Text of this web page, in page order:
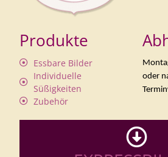
Produkte
Essbare Bilder
Individuelle
Süßigkeiten
Zubehör
oder